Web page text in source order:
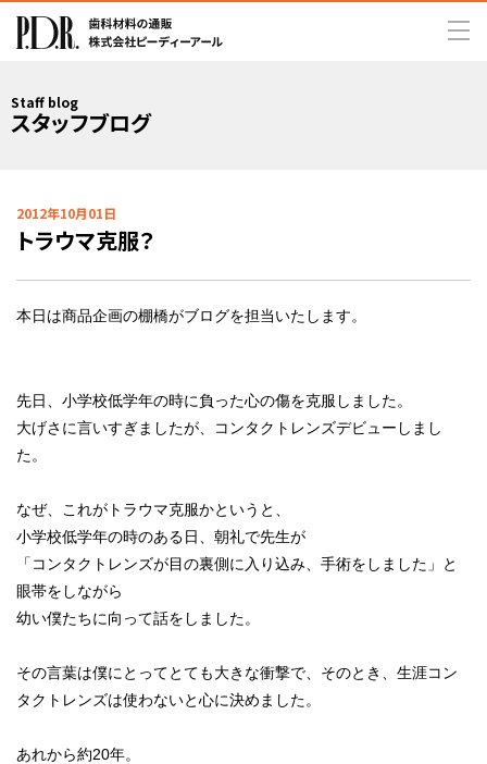
Staff blog
スタッフブログ
2012年10月01日
トラウマ克服？
本日は商品企画の棚橋がブログを担当いたします。
先日、小学校低学年の時に負った心の傷を克服しました。
大げさに言いすぎましたが、コンタクトレンズデビューしまし
た。
なぜ、これがトラウマ克服かというと、
小学校低学年の時のある日、朝礼で先生が
「コンタクトレンズが目の裏側に入り込み、手術をしました」と
眼帯をしながら
幼い僕たちに向って話をしました。
その言葉は僕にとってとても大きな衝撃で、そのとき、生涯コン
タクトレンズは使わないと心に決めました。
あれから約20年。